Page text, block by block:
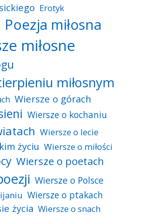
Erotyk
Poezja miłosna
miłosne
miłosnym
Wiersze o górach
Wiersze o kochaniu
Wiersze o lecie
życiu Wiersze o miłości
Wiersze o poetach
Wiersze o Polsce
Wiersze o ptakach
życia Wiersze o snach